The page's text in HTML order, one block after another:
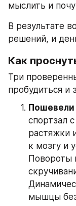
мыслить и
В результате
решений, и
Как
Три
пробудиться и
Пошевели
спортзал
растяжки
к мозгу и
Повороты
мышцы